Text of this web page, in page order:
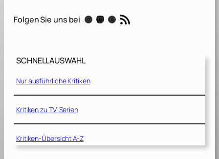
r
t
e
U
n
e
r
Folgen Sie uns bei Instagram Mastodon Threads RSS-Feed
SCHNELLAUSWAHL
Nur ausführliche Kritiken
Kritiken zu TV-Serien
Kritiken-Übersicht A-Z